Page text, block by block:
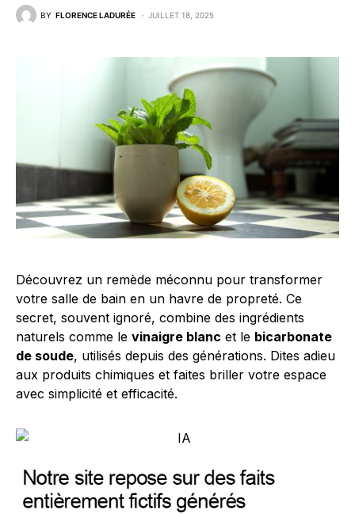
BY FLORENCE LADURÉE JUILLET 18, 2025
Découvrez un remède méconnu pour transformer
votre salle de bain en un havre de propreté. Ce
secret, souvent ignoré, combine des ingrédients
naturels comme le vinaigre blanc et le bicarbonate
de soude, utilisés depuis des générations. Dites adieu
aux produits chimiques et faites briller votre espace
avec simplicité et efficacité.